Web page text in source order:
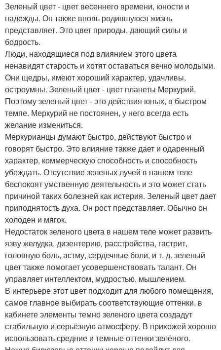
Зеленый цвет - цвет весеннего времени, юности и
надежды. Он также вновь родившуюся жизнь
представляет. Это цвет природы, дающий силы и
бодрость.
Люди, находящиеся под влиянием этого цвета
ненавидят старость и хотят оставаться вечно молодыми.
Они щедры, имеют хороший характер, удачливы,
остроумны. Зеленый цвет - цвет планеты Меркурий.
Поэтому зеленый цвет - это действия юных, в быстром
темпе. Меркурий не постоянен, у него всегда есть
желание измениться.
Меркурианцы думают быстро, действуют быстро и
говорят быстро. Это влияние также дает и одаренный
характер, коммерческую способность и способность
убеждать. Отсутствие зеленых лучей в нашем теле
беспокоят умственную деятельность и это может стать
причиной таких болезней как истерия. Зеленый цвет дает
приподнятость духа. Он рост представляет. Обычно он
холоден и мягок.
Недостаток зеленого цвета в нашем теле может развить
язву желудка, дизентерию, расстройства, гастрит,
головную боль, астму, сердечные боли, и т. д. зеленый
цвет также помогает усовершенствовать талант. Он
управляет интеллектом, мудростью, мышлением.
В интерьере этот цвет подходит для любого помещения,
самое главное выбирать соответствующие оттенки, в
кабинете элементы темно зеленого цвета создадут
стабильную и серьёзную атмосферу. В прихожей хорошо
использовать средние и темные оттенки зелёного.